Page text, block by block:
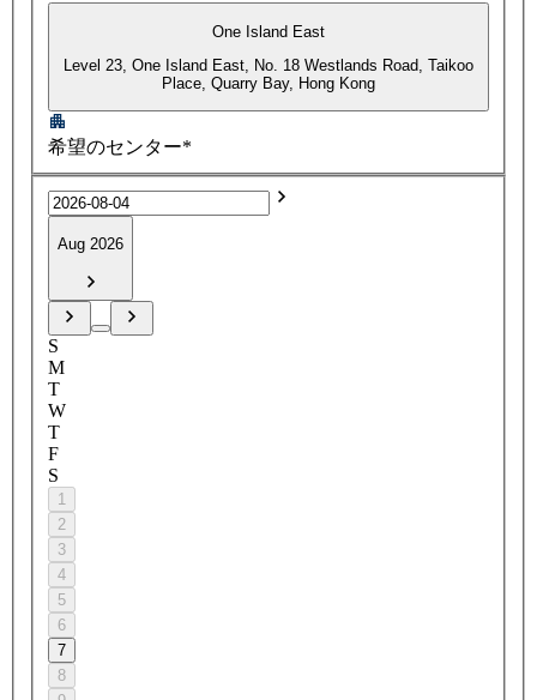
One Island East
Level 23, One Island East, No. 18 Westlands Road, Taikoo
Place, Quarry Bay, Hong Kong
希望のセンター*
Aug 2026
S
M
T
W
T
F
S
1
2
3
4
5
6
7
8